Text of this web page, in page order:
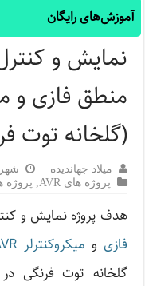
آموزش‌های رایگان
نمایش و
(گلخانه توت
میلاد جهاندیده
پروژه های AVR
پروژه
هدف پروژه نمایش و
فازی و میکروکنترلر AVR
گلخانه توت فرنگی